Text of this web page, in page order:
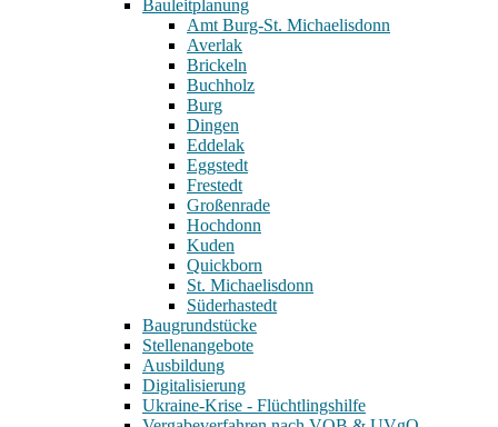
Bauleitplanung
Amt Burg-St. Michaelisdonn
Averlak
Brickeln
Buchholz
Burg
Dingen
Eddelak
Eggstedt
Frestedt
Großenrade
Hochdonn
Kuden
Quickborn
St. Michaelisdonn
Süderhastedt
Baugrundstücke
Stellenangebote
Ausbildung
Digitalisierung
Ukraine-Krise - Flüchtlingshilfe